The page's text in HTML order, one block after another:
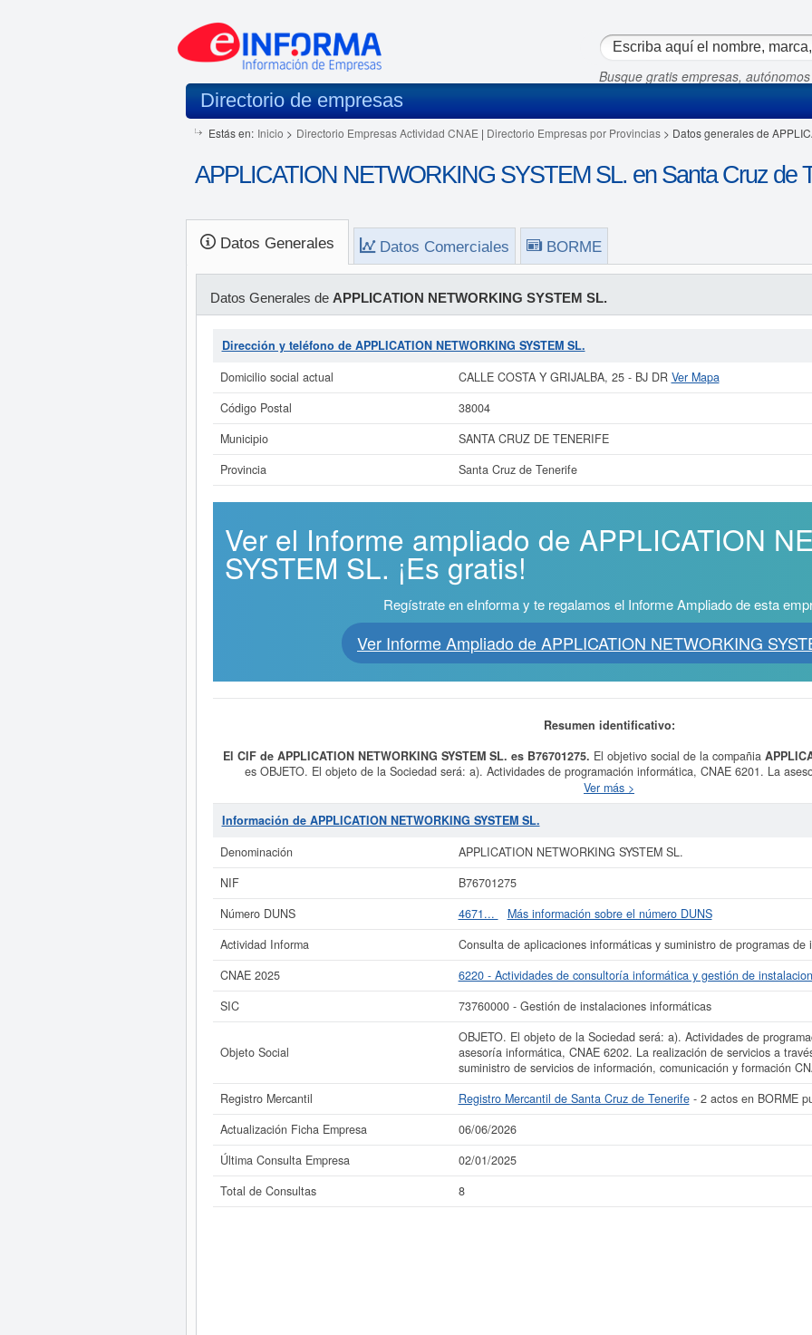
Busque gratis empresas,
Directorio de empresas
Estás en: Inicio > Directorio Empresas Actividad CNAE | Directorio Empresas por Provincias> Datos generales de
APPLICATION NETWORKING SYSTEM SL. en Santa Cruz de
Datos Generales Datos Comerciales BORME
Datos Generales de APPLICATION NETWORKING SYSTEM SL.
Dirección y teléfono de APPLICATION NETWORKING SYSTEM SL.
Domicilio social actual
CALLE COSTA Y GRIJALBA, 25 - BJ DR Ver Mapa
Código Postal
38004
Municipio
SANTA CRUZ DE TENERIFE
Provincia
Santa Cruz de Tenerife
Ver el Informe ampliado de APPLICATION
SYSTEM SL. ¡Es gratis!
Regístrate en eInforma y te regalamos el Informe Ampliado de esta
Ver Informe Ampliado de APPLICATION NETWORKING
Resumen identificativo:
El CIF de APPLICATION NETWORKING SYSTEM SL. es B76701275. El objetivo social de la compañia
es OBJETO. El objeto de la Sociedad será: a). Actividades de programación informática, CNAE 6201. La
realización de servicios a través de Internet, CNAE 6311 y 6312. El suministro de servicios de información,
6209. CNAE 6399. La y fue creada el día 30/03/2016. La clase CNAE a la que pertenece es 6220 - Actividades
instalaciones informáticas. El número deAPPLICATION NETWORKING SYSTEM SL.
sector pueden optar. La cifra aproximada del capital social de esta empresa es de 0 a 3.100 €. La cantidad de
Si está interesado en conocer más datos de la empresa APPLICATION NETWORKING SYSTEM SL. puede
ampliado de APPLICATION NETWORKING SYSTEM SL. y consultar los resultados de sus años de actividad,
resultados disponibles.
La última actualización del informe de empresa se ha realizado el 06/06/2026.
Ver más >
Información de APPLICATION NETWORKING SYSTEM SL.
Denominación
APPLICATION NETWORKING SYSTEM SL.
NIF
B76701275
Número DUNS
4671...
Más información sobre el número DUNS
Actividad Informa
Consulta de aplicaciones informáticas y suministro de programas de
CNAE 2025
6220 - Actividades de consultoría informática y gestión de
SIC
73760000 - Gestión de instalaciones informáticas
Objeto Social
OBJETO. El objeto de la Sociedad será: a). Actividades de
asesoría informática, CNAE 6202. La realización de servicios a
suministro de servicios de información, comunicación y formación
Registro Mercantil
Registro Mercantil de Santa Cruz de Tenerife- 2 actos en BORME
Actualización Ficha Empresa
06/06/2026
Última Consulta Empresa
02/01/2025
Total de Consultas
8